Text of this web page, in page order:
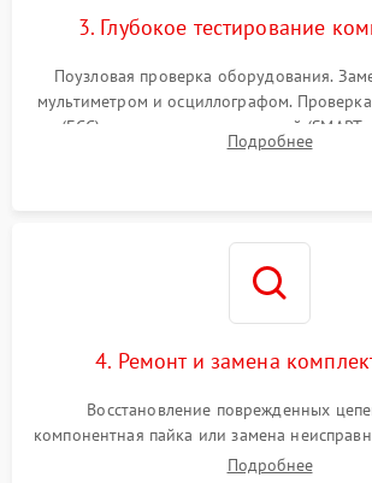
3. Глубокое тестирование
Поузловая проверка оборудования.
мультиметром и осциллографом.
(ECC) и состояния накопителей
специализированнымиПодробнее
4. Ремонт и замена
Восстановление поврежденных
компонентная пайка или замена
Подробнее